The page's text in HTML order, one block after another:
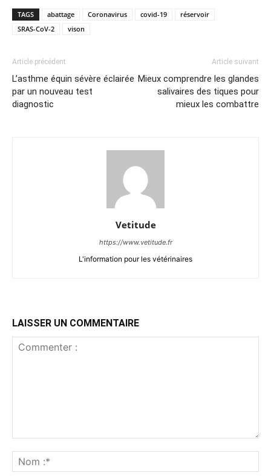
TAGS abattage Coronavirus covid-19
réservoir
SRAS-CoV-2
vison
Article précédent
L’asthme équin sévère éclairée
par un nouveau test
diagnostic
Article suivant
Mieux comprendre les glandes
salivaires des tiques pour
mieux les combattre
Vetitude
https://www.vetitude.fr
L'information pour les vétérinaires
LAISSER UN COMMENTAIRE